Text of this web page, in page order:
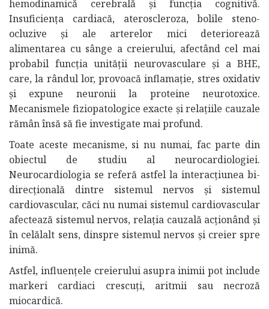
hemodinamică cerebrală și funcția cognitivă.
Insuficiența cardiacă, ateroscleroza, bolile steno-
ocluzive și ale arterelor mici deteriorează
alimentarea cu sânge a creierului, afectând cel mai
probabil funcția unității neurovasculare și a BHE,
care, la rândul lor, provoacă inflamație, stres oxidativ
și expune neuronii la proteine neurotoxice.
Mecanismele fiziopatologice exacte și relațiile cauzale
rămân însă să fie investigate mai profund.
Toate aceste mecanisme, si nu numai, fac parte din
obiectul de studiu al neurocardiologiei.
Neurocardiologia se referă astfel la interacțiunea bi-
direcțională dintre sistemul nervos și sistemul
cardiovascular, căci nu numai sistemul cardiovascular
afectează sistemul nervos, relația cauzală acționând și
în celălalt sens, dinspre sistemul nervos și creier spre
inimă.
Astfel, influențele creierului asupra inimii pot include
markeri cardiaci crescuți, aritmii sau necroză
miocardică.